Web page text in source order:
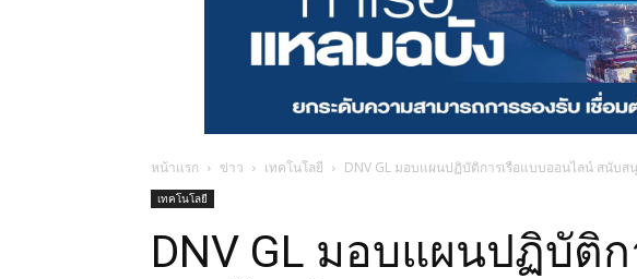
หน้าแรก ข่าว เทคโนโลยี DNV GL มอบแผนปฏิบัติการเรือแบบออนไลน์ สนับส
เทคโนโลยี
DNV GL มอบแผนปฏิบัติก